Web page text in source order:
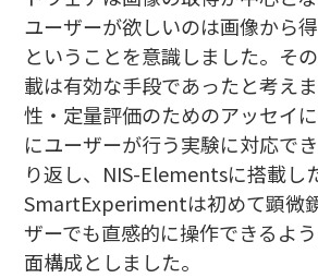
ユーザーが欲しいのは画像から
ということを意識しました。そ
載は有効な手段であったと考え
性・定量評価のためのアッセイ
にユーザーが行う実験に対応で
り返し、NIS-Elementsに搭載し
SmartExperimentは初めて顕微
ザーでも直感的に操作できるよ
面構成としました。